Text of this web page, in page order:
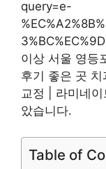
query=e-
이상 서울 영등
후기 좋은 곳
교정 | 라미네
았습니다.
Table of